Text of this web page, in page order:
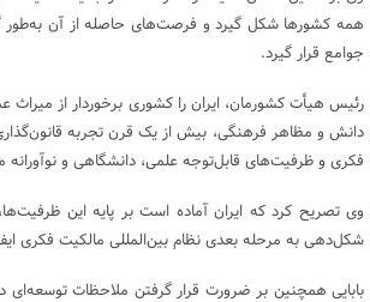
همه کشورها شکل گیرد و فرصت‌های حاصله از آن به‌طور
جوامع قرار گیرد.
رئیس هیأت کشورمان، ایران را کشوری برخوردار از
دانش و مظاهر فرهنگی، بیش از یک قرن تجربه
فکری و ظرفیت‌های قابل‌توجه علمی، دانشگاهی و نوآورانه
وی تصریح کرد که ایران آماده است بر پایه این
شکل‌دهی به مرحله بعدی نظام بین‌المللی مالکیت فکری
بابایی همچنین بر ضرورت قرار گرفتن ملاحظات توسعه‌ای